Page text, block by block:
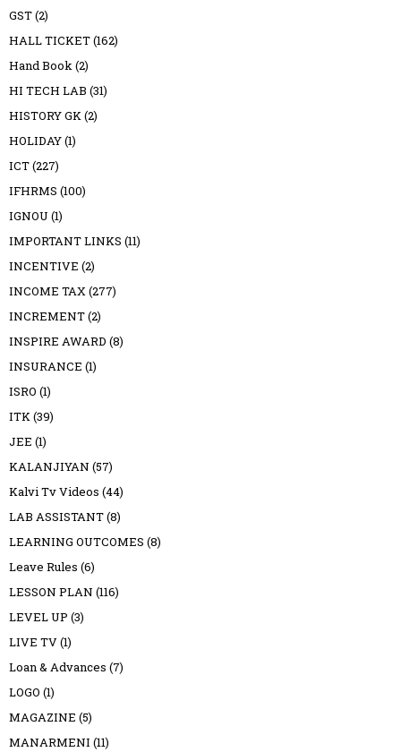
GST(2)
HALL TICKET(162)
Hand Book(2)
HI TECH LAB (31)
HISTORY GK(2)
HOLIDAY(1)
ICT(227)
IFHRMS (100)
IGNOU (1)
IMPORTANT LINKS (11)
INCENTIVE (2)
INCOME TAX(277)
INCREMENT(2)
INSPIRE AWARD (8)
INSURANCE (1)
ISRO (1)
ITK(39)
JEE (1)
KALANJIYAN (57)
Kalvi Tv Videos (44)
LAB ASSISTANT(8)
LEARNING OUTCOMES (8)
Leave Rules (6)
LESSON PLAN (116)
LEVEL UP (3)
LIVE TV(1)
Loan & Advances (7)
LOGO (1)
MAGAZINE (5)
MANARMENI (11)